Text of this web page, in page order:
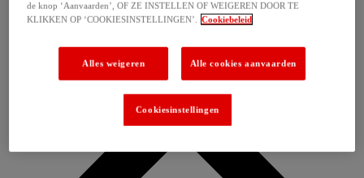
de knop ‘Aanvaarden’, OF ZE INSTELLEN OF WEIGEREN DOOR TE
KLIKKEN OP ‘COOKIESINSTELLINGEN’. Cookiebeleid
Alles weigeren Alle cookies aanvaarden
Cookiesinstellingen